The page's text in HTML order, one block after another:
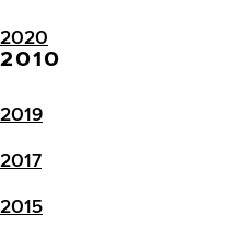
2020
2010
2019
2017
2015